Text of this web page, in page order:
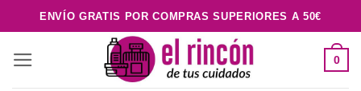
al
contenido
ENVÍO GRATIS POR COMPRAS SUPERIORES A 50€
0